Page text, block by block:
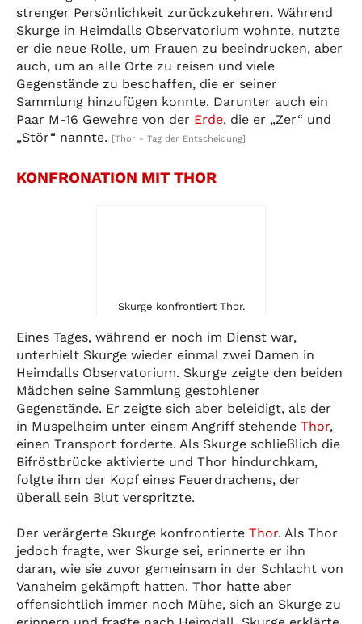
strenger Persönlichkeit zurückzukehren. Während
Skurge in Heimdalls Observatorium wohnte, nutzte
er die neue Rolle, um Frauen zu beeindrucken, aber
auch, um an alle Orte zu reisen und viele
Gegenstände zu beschaffen, die er seiner
Sammlung hinzufügen konnte. Darunter auch ein
Paar M-16 Gewehre von der Erde, die er „Zer“ und
„Stör“ nannte. [Thor - Tag der Entscheidung]
KONFRONATION MIT THOR
Skurge konfrontiert Thor.
Eines Tages, während er noch im Dienst war,
unterhielt Skurge wieder einmal zwei Damen in
Heimdalls Observatorium. Skurge zeigte den beiden
Mädchen seine Sammlung gestohlener
Gegenstände. Er zeigte sich aber beleidigt, als der
in Muspelheim unter einem Angriff stehende Thor,
einen Transport forderte. Als Skurge schließlich die
Bifröstbrücke aktivierte und Thor hindurchkam,
folgte ihm der Kopf eines Feuerdrachens, der
überall sein Blut verspritzte.
Der verärgerte Skurge konfrontierte Thor. Als Thor
jedoch fragte, wer Skurge sei, erinnerte er ihn
daran, wie sie zuvor gemeinsam in der Schlacht von
Vanaheim gekämpft hatten. Thor hatte aber
offensichtlich immer noch Mühe, sich an Skurge zu